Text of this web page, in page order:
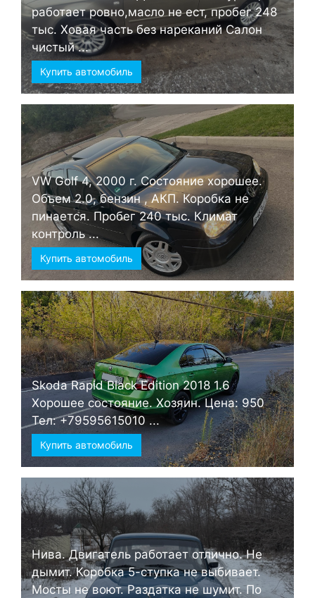
работает ровно,масло не ест, пробег 248
тыс. Ховая часть без нареканий Салон
чистый ...
Купить автомобиль
VW Golf 4, 2000 г. Состояние хорошее.
Объем 2.0, бензин , АКП. Коробка не
пинается. Пробег 240 тыс. Климат
контроль ...
Купить автомобиль
Skoda Rapid Black Edition 2018 1.6
Хорошее состояние. Хозяин. Цена: 950
Тел: +79595615010 ...
Купить автомобиль
Нива. Двигатель работает отлично. Не
дымит. Коробка 5-ступка не выбивает.
Мосты не воют. Раздатка не шумит. По